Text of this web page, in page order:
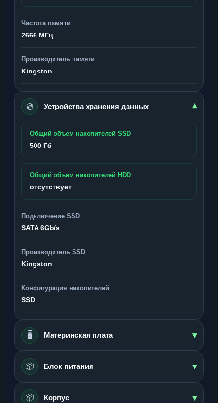
Частота памяти
2666 МГц
Производитель памяти
Kingston
💿 Устройства хранения данных ▾
Общий объем накопителей SSD
500 Гб
Общий объем накопителей HDD
отсутствует
Подключение SSD
SATA 6Gb/s
Производитель SSD
Kingston
Конфигурация накопителей
SSD
🖥️ Материнская плата ▾
📦 Блок питания ▾
📦 Корпус ▾